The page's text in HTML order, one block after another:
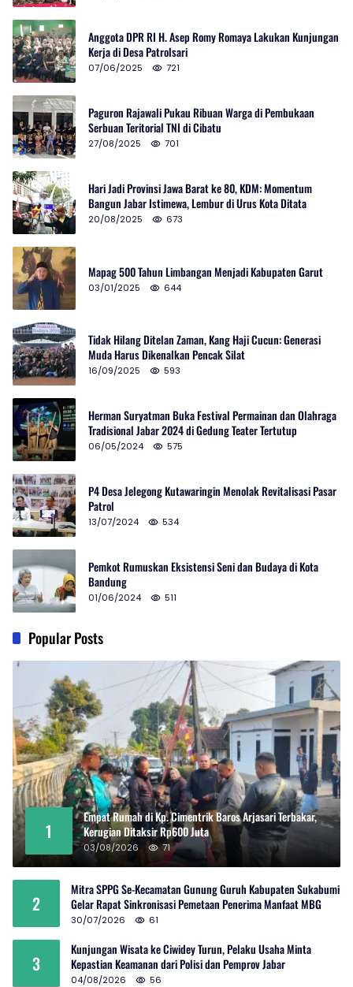
Anggota DPR RI H. Asep Romy Romaya Lakukan Kunjungan
Kerja di Desa Patrolsari
07/06/2025 721
Paguron Rajawali Pukau Ribuan Warga di Pembukaan
Serbuan Teritorial TNI di Cibatu
27/08/2025 701
Hari Jadi Provinsi Jawa Barat ke 80, KDM: Momentum
Bangun Jabar Istimewa, Lembur di Urus Kota Ditata
20/08/2025 673
Mapag 500 Tahun Limbangan Menjadi Kabupaten Garut
03/01/2025 644
Tidak Hilang Ditelan Zaman, Kang Haji Cucun: Generasi
Muda Harus Dikenalkan Pencak Silat
16/09/2025 593
Herman Suryatman Buka Festival Permainan dan Olahraga
Tradisional Jabar 2024 di Gedung Teater Tertutup
06/05/2024 575
P4 Desa Jelegong Kutawaringin Menolak Revitalisasi Pasar
Patrol
13/07/2024 534
Pemkot Rumuskan Eksistensi Seni dan Budaya di Kota
Bandung
01/06/2024 511
Popular Posts
1
Empat Rumah di Kp. Cimentrik Baros Arjasari Terbakar,
Kerugian Ditaksir Rp600 Juta
03/08/2026 71
2
Mitra SPPG Se-Kecamatan Gunung Guruh Kabupaten Sukabumi
Gelar Rapat Sinkronisasi Pemetaan Penerima Manfaat MBG
30/07/2026 61
3
Kunjungan Wisata ke Ciwidey Turun, Pelaku Usaha Minta
Kepastian Keamanan dari Polisi dan Pemprov Jabar
04/08/2026 56